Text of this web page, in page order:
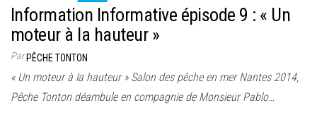
Information Informative épisode 9 : « Un
moteur à la hauteur »
ParPÊCHE TONTON
« Un moteur à la hauteur » Salon des pêche en mer Nantes 2014,
Pêche Tonton déambule en compagnie de Monsieur Pablo…